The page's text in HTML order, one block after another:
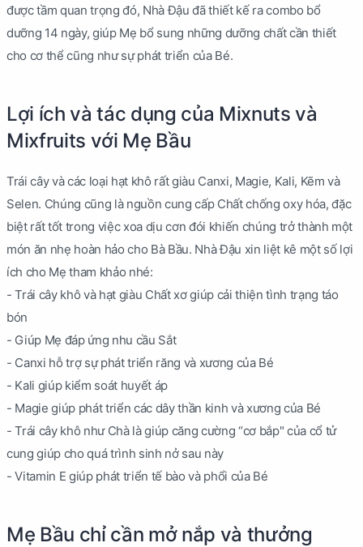
được tầm quan trọng đó, Nhà Đậu đã thiết kế ra combo bổ
dưỡng 14 ngày, giúp Mẹ bổ sung những dưỡng chất cần thiết
cho cơ thể cũng như sự phát triển của Bé.
Lợi ích và tác dụng của Mixnuts và
Mixfruits với Mẹ Bầu
Trái cây và các loại hạt khô rất giàu Canxi, Magie, Kali, Kẽm và
Selen. Chúng cũng là nguồn cung cấp Chất chống oxy hóa, đặc
biệt rất tốt trong việc xoa dịu cơn đói khiến chúng trở thành một
món ăn nhẹ hoàn hảo cho Bà Bầu. Nhà Đậu xin liệt kê một số lợi
ích cho Mẹ tham khảo nhé:
- Trái cây khô và hạt giàu Chất xơ giúp cải thiện tình trạng táo
bón
- Giúp Mẹ đáp ứng nhu cầu Sắt
- Canxi hỗ trợ sự phát triển răng và xương của Bé
- Kali giúp kiểm soát huyết áp
- Magie giúp phát triển các dây thần kinh và xương của Bé
- Trái cây khô như Chà là giúp căng cường “cơ bắp" của cổ tử
cung giúp cho quá trình sinh nở sau này
- Vitamin E giúp phát triển tế bào và phổi của Bé
Mẹ Bầu chỉ cần mở nắp và thưởng